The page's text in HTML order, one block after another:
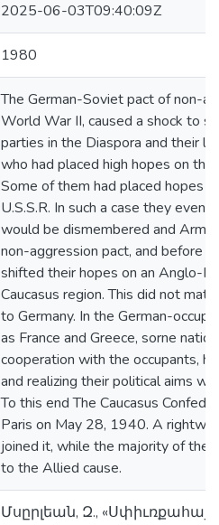
2025-06-03T09:40:09Z
1980
The German-Soviet pact of non-
World War II, caused a shock to
parties in the Diaspora and their
who had placed high hopes on
Some of them had placed hopes
U.S.S.R. In such a case they
would be dismembered and
non-aggression pact, and before
shifted their hopes on an Anglo-
Caucasus region. This did not
to Germany. In the German-
as France and Greece, sorne
cooperation with the occupants,
and realizing their political aims
To this end The Caucasus
Paris on May 28, 1940. A
joined it, while the majority of the
to the Allied cause.
Մսըրլեան, Զ., «Սփիւռքահայ